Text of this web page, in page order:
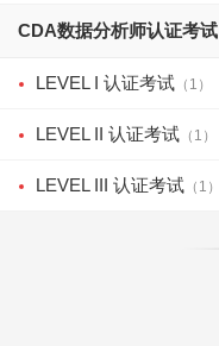
CDA数据分析师认证考试
LEVEL I 认证考试 （1）
LEVEL II 认证考试 （1）
LEVEL III 认证考试 （1）